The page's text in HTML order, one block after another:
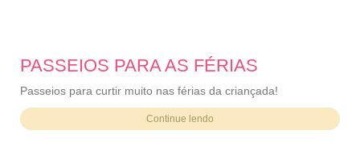
PASSEIOS PARA AS FÉRIAS
Passeios para curtir muito nas férias da criançada!
Continue lendo